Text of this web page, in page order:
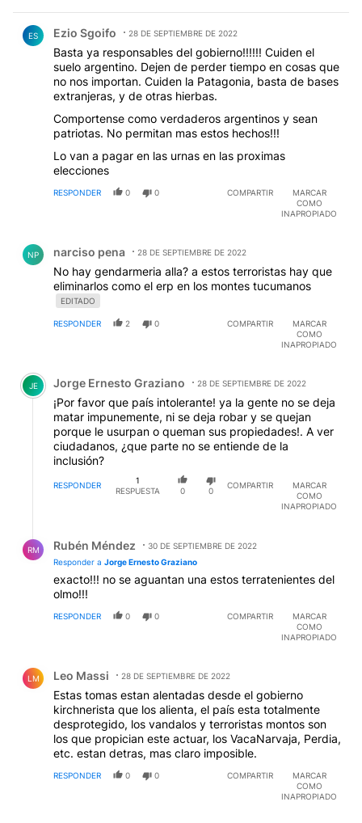
ES Ezio Sgoifo 28 DE SEPTIEMBRE DE 2022
Basta ya responsables del gobierno!!!!!! Cuiden el
suelo argentino. Dejen de perder tiempo en cosas que
no nos importan. Cuiden la Patagonia, basta de bases
extranjeras, y de otras hierbas.
Comportense como verdaderos argentinos y sean
patriotas. No permitan mas estos hechos!!!
Lo van a pagar en las urnas en las proximas
elecciones
RESPONDER 0 0 COMPARTIR
MARCAR
COMO
INAPROPIADO
NP narciso pena 28 DE SEPTIEMBRE DE 2022
No hay gendarmeria alla? a estos terroristas hay que
eliminarlos como el erp en los montes tucumanos
EDITADO
RESPONDER 2 0 COMPARTIR
MARCAR
COMO
INAPROPIADO
Comentario de Jorge Ernesto Graziano.
JE Jorge Ernesto Graziano 28 DE SEPTIEMBRE DE 2022
¡Por favor que país intolerante! ya la gente no se deja
matar impunemente, ni se deja robar y se quejan
porque le usurpan o queman sus propiedades!. A ver
ciudadanos, ¿que parte no se entiende de la
inclusión?
RESPONDER
1
RESPUESTA
0 0
COMPARTIR
MARCAR
COMO
INAPROPIADO
RM Rubén Méndez
30 DE SEPTIEMBRE DE 2022
Responder a Jorge Ernesto Graziano
exacto!!! no se aguantan una estos terratenientes del
olmo!!!
RESPONDER 0 0 COMPARTIR
MARCAR
COMO
INAPROPIADO
LM Leo Massi 28 DE SEPTIEMBRE DE 2022
Estas tomas estan alentadas desde el gobierno
kirchnerista que los alienta, el país esta totalmente
desprotegido, los vandalos y terroristas montos son
los que propician este actuar, los VacaNarvaja, Perdia,
etc. estan detras, mas claro imposible.
RESPONDER 0 0 COMPARTIR
MARCAR
COMO
INAPROPIADO